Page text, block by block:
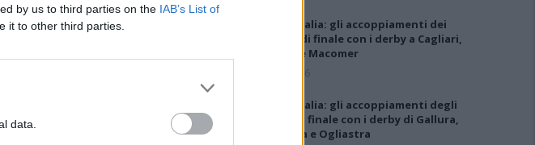
by us to third parties on the IAB’s List of
it to other third parties.
data.
Coppa Italia: gli accoppiamenti dei
16esimi di finale con i derby a Cagliari,
Sassari e Macomer
5 Ago 2026
Coppa Italia: gli accoppiamenti degli
ottavi di finale con i derby di Gallura,
Barbagia e Ogliastra